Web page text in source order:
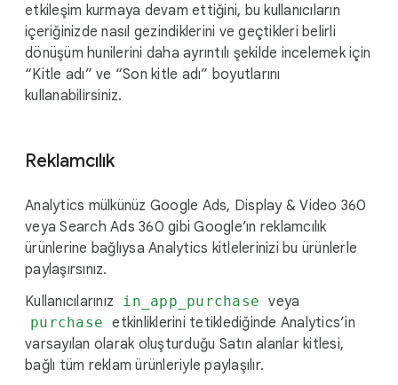
etkileşim kurmaya devam ettiğini, bu kullanıcıların
içeriğinizde nasıl gezindiklerini ve geçtikleri belirli
dönüşüm hunilerini daha ayrıntılı şekilde incelemek için
“Kitle adı” ve “Son kitle adı” boyutlarını
kullanabilirsiniz.
Reklamcılık
Analytics mülkünüz Google Ads, Display & Video 360
veya Search Ads 360 gibi Google’ın reklamcılık
ürünlerine bağlıysa Analytics kitlelerinizi bu ürünlerle
paylaşırsınız.
Kullanıcılarınız
in_app_purchase veya
purchase etkinliklerini tetiklediğinde Analytics’in
varsayılan olarak oluşturduğu Satın alanlar kitlesi,
bağlı tüm reklam ürünleriyle paylaşılır.